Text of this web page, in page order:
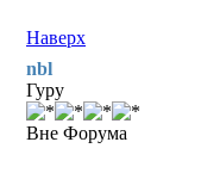
Наверх
nbl
Гуру
Вне Форума